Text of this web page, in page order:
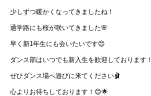
少しずつ暖かくなってきましたね！
通学路にも桜が咲いてきました🌸
早く新1年生にも会いたいです😊
ダンス部はいつでも新入生を歓迎しております！
ぜひダンス場へ遊びに来てください🩰
心よりお待ちしております！😊🌟